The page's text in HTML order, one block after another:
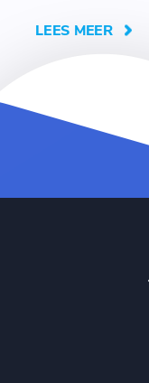
LEES MEER